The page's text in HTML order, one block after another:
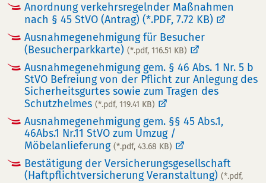
Anordnung verkehrsregelnder Maßnahmen
nach § 45 StVO (Antrag) (*.PDF, 7.72 KB)
Ausnahmegenehmigung für Besucher
(Besucherparkkarte) (*.pdf, 116.51 KB)
Ausnahmegenehmigung gem. § 46 Abs. 1 Nr. 5 b
StVO Befreiung von der Pflicht zur Anlegung des
Sicherheitsgurtes sowie zum Tragen des
Schutzhelmes (*.pdf, 119.41 KB)
Ausnahmegenehmigung gem. §§ 45 Abs.1,
46Abs.1 Nr.11 StVO zum Umzug /
Möbelanlieferung (*.pdf, 43.68 KB)
Bestätigung der Versicherungsgesellschaft
(Haftpflichtversicherung Veranstaltung) (*.pdf,